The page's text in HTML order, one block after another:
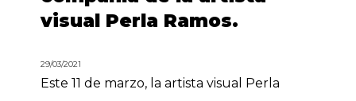
visual Perla Ramos.
29/03/2021
Este 11 de marzo, la artista visual Perla